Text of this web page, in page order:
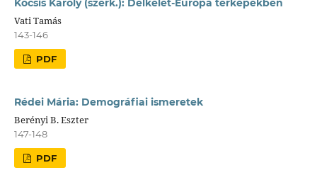
Kocsis Károly (szerk.): Délkelet-Európa térképekben
Vati Tamás
143-146
PDF
Rédei Mária: Demográfiai ismeretek
Berényi B. Eszter
147-148
PDF